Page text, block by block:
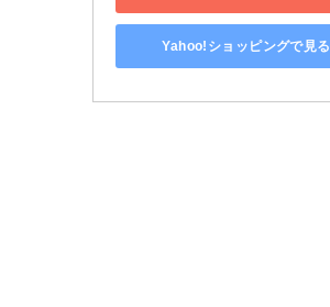
Yahoo!ショッピングで見る